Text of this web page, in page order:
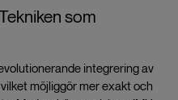
som
integrering av
möjliggör mer exakt och